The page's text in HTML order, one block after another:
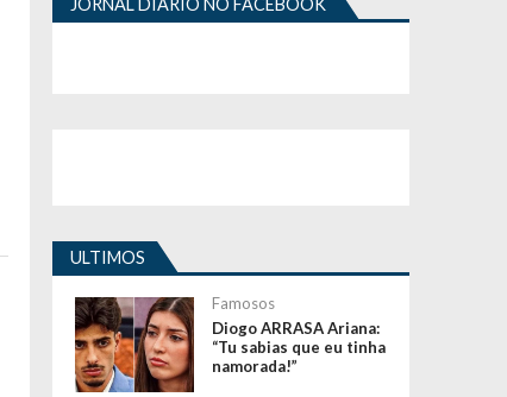
JORNAL DIÁRIO NO FACEBOOK
ULTIMOS
Famosos
Diogo ARRASA Ariana:
“Tu sabias que eu tinha
namorada!”